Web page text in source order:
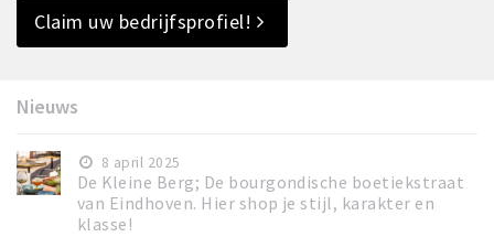
Claim uw bedrijfsprofiel!
Nieuws
8 april 2025
De Kleine Berg; De bourgondische boetiekstraat
van Eindhoven. Hier shop je stijl, karakter en
klasse!